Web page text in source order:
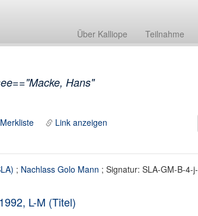
Über Kalliope Teilnahme
Hans"
Link anzeigen
; Nachlass Golo Mann ; Signatur: SLA-GM-B-4-j-
L-M (Titel)